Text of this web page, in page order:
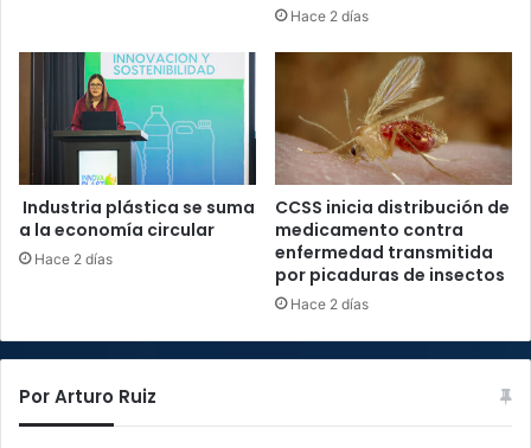
Hace 2 días
Industria plástica se suma
a la economía circular
Hace 2 días
CCSS inicia distribución de
medicamento contra
enfermedad transmitida
por picaduras de insectos
Hace 2 días
Por Arturo Ruiz